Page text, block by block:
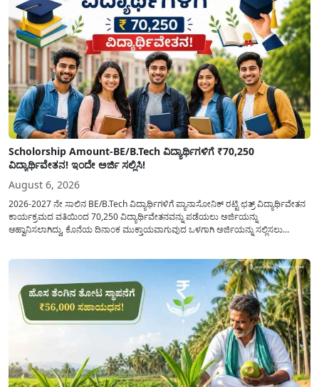
Scholorship Amount-BE/B.Tech ವಿದ್ಯಾರ್ಥಿಗಳಿಗೆ ₹70,250
ವಿದ್ಯಾರ್ಥಿವೇತನ! ಇಂದೇ ಅರ್ಜಿ ಸಲ್ಲಿಸಿ!
August 6, 2026
2026-2027 ನೇ ಸಾಲಿನ BE/B.Tech ವಿದ್ಯಾರ್ಥಿಗಳಿಗೆ ಪ್ಯಾನಾಸೋನಿಕ್ ರಟ್ಟಿ ಛತ್ರ್ ವಿದ್ಯಾರ್ಥಿವೇತನ
ಕಾರ್ಯಕ್ರಮದ ವತಿಯಿಂದ 70,250 ವಿದ್ಯಾರ್ಥಿವೇತನವನ್ನು ಪಡೆಯಲು ಅರ್ಜಿಯನ್ನು
ಆಹ್ವಾನಿಸಲಾಗಿದ್ದು, ಕೊನೆಯ ದಿನಾಂಕ ಮುಕ್ತಾಯವಾಗುವುದ ಒಳಗಾಗಿ ಅರ್ಜಿಯನ್ನು ಸಲ್ಲಿಸಲು